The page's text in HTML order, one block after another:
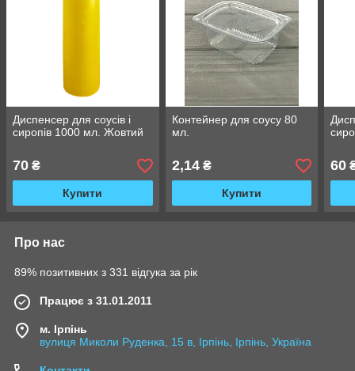
Диспенсер для соусів і
сиропів 1000 мл. Жовтий
70 ₴
Купити
Контейнер для соусу 80
мл.
2,14₴
Купити
60
Про нас
89% позитивних з 331 відгука за рік
Працює з 31.01.2011
м. Ірпінь
вулиця Миколи Руденка, 15 в, Ірпінь, Ірпінь, Україна